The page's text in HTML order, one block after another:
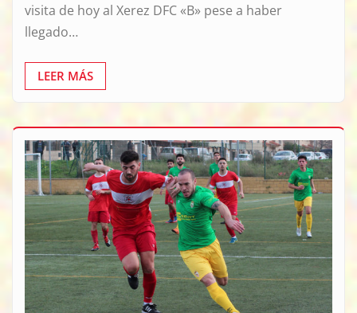
visita de hoy al Xerez DFC «B» pese a haber
llegado…
LEER MÁS